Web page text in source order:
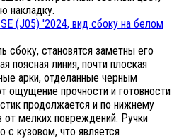
накладку.
сбоку, становятся заметны его
поясная линия, почти плоская
арки, отделанные черным
ощущение прочности и готовности
продолжается и по нижнему
мелких повреждений. Ручки
с кузовом, что является